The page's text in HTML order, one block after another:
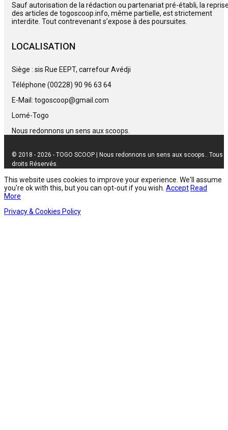
Sauf autorisation de la rédaction ou partenariat pré-établi, la
des articles de togoscoop.info, même partielle, est strictement
interdite. Tout contrevenant s’expose à des poursuites.
LOCALISATION
Siège : sis Rue EEPT, carrefour Avédji
Téléphone (00228) 90 96 63 64
E-Mail: togoscoop@gmail.com
Lomé-Togo
Nous redonnons un sens aux scoops.
© 2018 - 2026 - TOGO SCOOP | Nous redonnons un sens aux scoops.. Tous
droits Réservés.
This website uses cookies to improve your experience. We'll assume
you're ok with this, but you can opt-out if you wish. Accept Read
More
Privacy & Cookies Policy